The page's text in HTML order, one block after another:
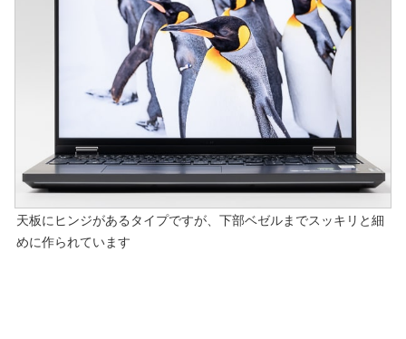
天板にヒンジがあるタイプですが、下部ベゼルまでスッキリと細
めに作られています